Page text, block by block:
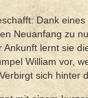
Dank
Neuanfang zu
Ankunft lernt sie
William vor,
sich hinter